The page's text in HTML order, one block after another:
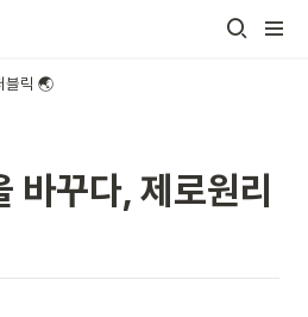
블릭 🌏
바꾸다, 제로원리